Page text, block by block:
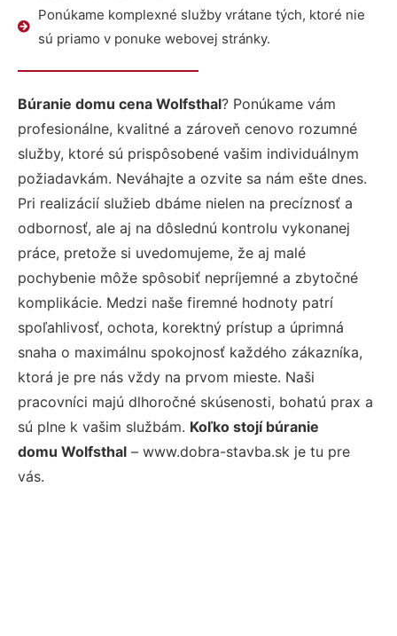
Ponúkame komplexné služby vrátane tých, ktoré nie
sú priamo v ponuke webovej stránky.
Búranie domu cena Wolfsthal? Ponúkame vám
profesionálne, kvalitné a zároveň cenovo rozumné
služby, ktoré sú prispôsobené vašim individuálnym
požiadavkám. Neváhajte a ozvite sa nám ešte dnes.
Pri realizácií služieb dbáme nielen na precíznosť a
odbornosť, ale aj na dôslednú kontrolu vykonanej
práce, pretože si uvedomujeme, že aj malé
pochybenie môže spôsobiť nepríjemné a zbytočné
komplikácie. Medzi naše firemné hodnoty patrí
spoľahlivosť, ochota, korektný prístup a úprimná
snaha o maximálnu spokojnosť každého zákazníka,
ktorá je pre nás vždy na prvom mieste. Naši
pracovníci majú dlhoročné skúsenosti, bohatú prax a
sú plne k vašim službám. Koľko stojí búranie
domu Wolfsthal – www.dobra-stavba.sk je tu pre
vás.